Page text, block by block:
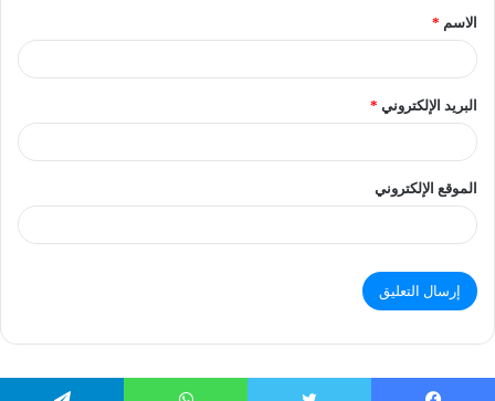
الاسم *
البريد الإلكتروني *
الموقع الإلكتروني